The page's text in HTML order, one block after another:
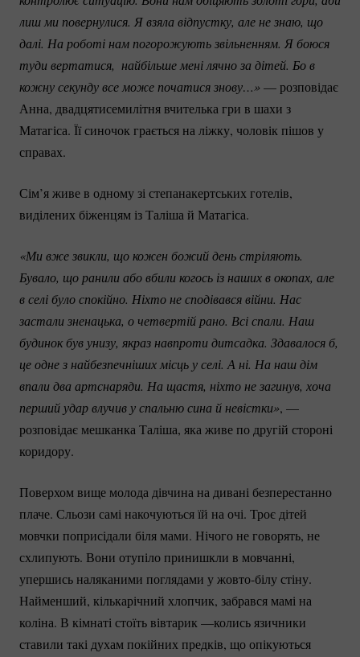
лиш ми повернулися. Я взяла відпустку, але не знаю, що
далі. На роботі нам погорожують звільненням. Я боюся
туди вертатися,  найбільше мені лячно за дітей. Бо в
кожну секунду все може початися знову…» — розповідає
Анна, двадцятисемилітня вчителька гри в шахи з
Матагіса. Її синочок грається на ліжку, чоловік пішов у
справах.
Сім’я живе в одному зі степанакертських готелів,
виділених біженцям із Таліша й Матагіса.
«Ми вже звикли, що кожен божий день стріляють.
Бувало, що ранили або вбили когось із наших в окопах, але
в селі було спокійно. Ніхто не сподівався війни. Нас
застали зненацька, о четвертій рано. Всі спали. Наш
будинок був унизу, якраз навпроти дитсадка. Здавалося б,
це одне з найбезпечніших місць у селі. А ні. На наш дім
впали два артснаряди. На щастя, ніхто не загинув, хоча
перший удар влучив у спальню сина й невістки», —
розповідає мешканка Таліша, яка живе по другій стороні
коридору.
Поверхом вище молода дівчина на дивані безперестанно
плаче. Сльози самі накочуються їй на очі. Троє дітей
мовчки поприсідали біля мами. Нічого не говорять, не
схлипують. Вони отупіло принишкли в мовчанні,
упершись наляканими поглядами ужовто-білустіну.
Найменший, кількарічний хлопчик, забрався мамі на
коліна. В кімнаті стоїть вівтарик —колись язичники
ставили такі духам покійних предків, що опікуються